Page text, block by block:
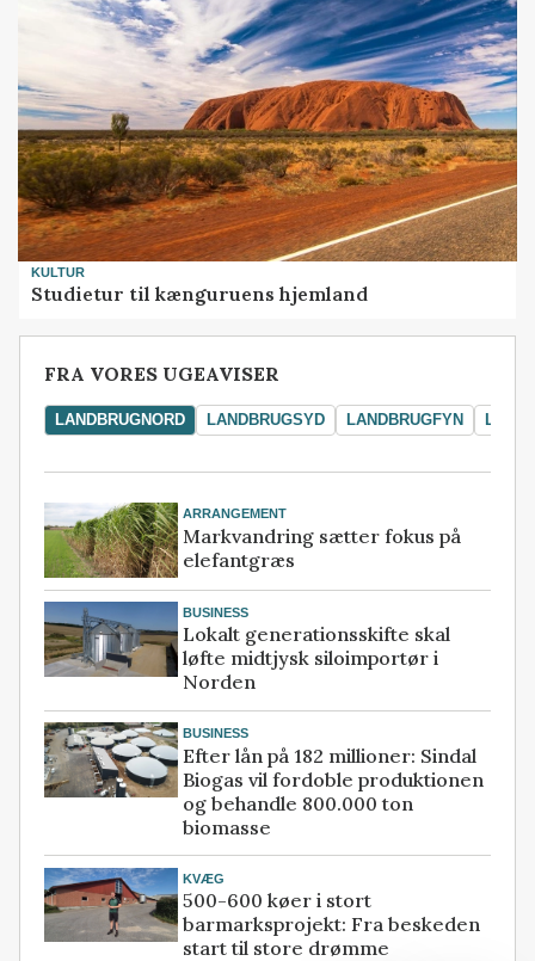
KULTUR
Studietur til kænguruens hjemland
FRA VORES UGEAVISER
LANDBRUGNORD LANDBRUGSYD LANDBRUGFYN
ARRANGEMENT
Markvandring sætter fokus på
elefantgræs
BUSINESS
Lokalt generationsskifte skal
løfte midtjysk siloimportør i
Norden
BUSINESS
Efter lån på 182 millioner: Sindal
Biogas vil fordoble produktionen
og behandle 800.000 ton
biomasse
KVÆG
500-600 køer i stort
barmarksprojekt: Fra beskeden
start til store drømme